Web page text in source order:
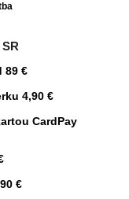
89 €
4,90 €
CardPay
€